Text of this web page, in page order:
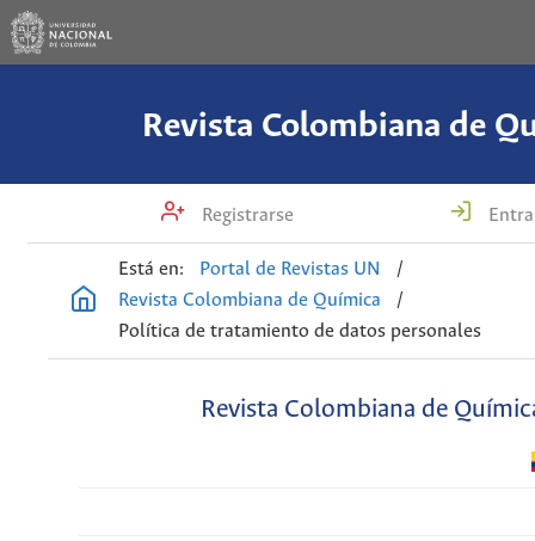
Revista Colombiana de
Registrarse
Está en: Portal de Revistas UN
/
Revista Colombiana de Química
/
Política de tratamiento de datos personales
Revista Colombiana de